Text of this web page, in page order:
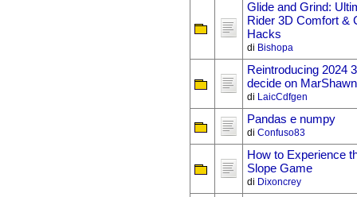
Glide and Grind:
Rider 3D Comfort &
Hacks
di Bishopa
Reintroducing 2024
decide on
di LaicCdfgen
Pandas e numpy
di Confuso83
How to Experience
Slope Game
di Dixoncrey